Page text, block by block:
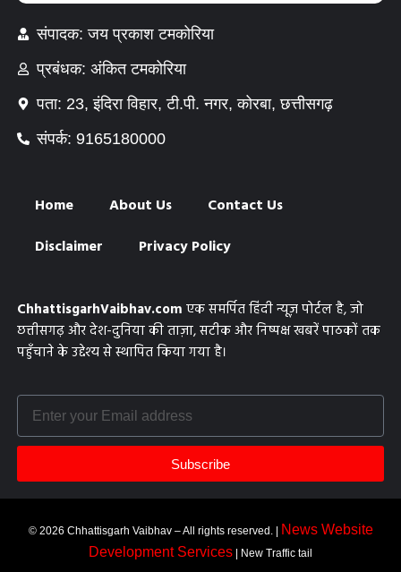
संपादक: जय प्रकाश टमकोरिया
प्रबंधक: अंकित टमकोरिया
पता: 23, इंदिरा विहार, टी.पी. नगर, कोरबा, छत्तीसगढ़
संपर्क: 9165180000
Home About Us
Contact Us
Disclaimer
Privacy Policy
ChhattisgarhVaibhav.com एक समर्पित हिंदी न्यूज़ पोर्टल है, जो
छत्तीसगढ़ और देश-दुनिया की ताज़ा, सटीक और निष्पक्ष खबरें पाठकों तक
पहुँचाने के उद्देश्य से स्थापित किया गया है।
Subscribe
© 2026 Chhattisgarh Vaibhav – All rights reserved. |
News Website
Development Services | New Traffic tail